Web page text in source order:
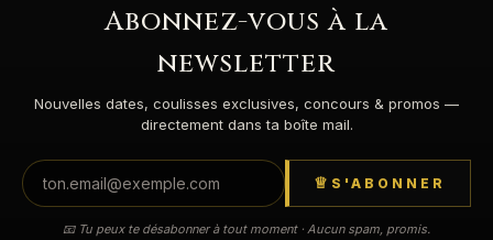
Abonnez-vous à la
newsletter
Nouvelles dates, coulisses exclusives, concours & promos —
directement dans ta boîte mail.
S'ABONNER
📧 Tu peux te désabonner à tout moment · Aucun spam, promis.